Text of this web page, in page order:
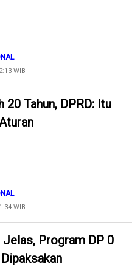
WIB
20 Tahun, DPRD: Itu
WIB
Program DP 0